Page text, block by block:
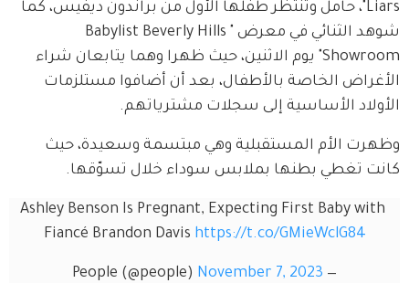
Liars"، حامل وتنتظر طفلها الأول من براندون ديفيس، كما
شوهد الثنائي في معرض "Babylist Beverly Hills
Showroom" يوم الاثنين، حيث ظهرا وهما يتابعان شراء
الأغراض الخاصة بالأطفال، بعد أن أضافوا مستلزمات
الأولاد الأساسية إلى سجلات مشترياتهم.
وظهرت الأم المستقبلية وهي مبتسمة وسعيدة، حيث
كانت تغطي بطنها بملابس سوداء خلال تسوّقها.
Ashley Benson Is Pregnant, Expecting First Baby with
Fiancé Brandon Davis https://t.co/GMieWclG84
— People (@people)
November 7, 2023